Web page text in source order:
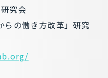
究会
らの働き方改革」研究